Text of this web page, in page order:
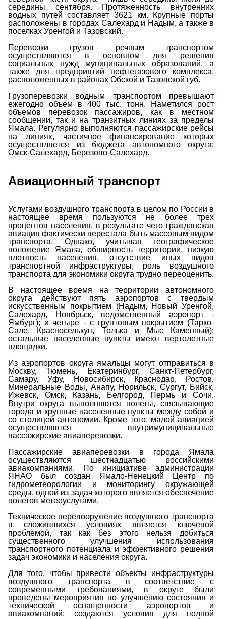
середины сентября. Протяженность внутренних
водных путей составляет 3621 км. Крупные порты
расположены в городах Салехард и Надым, а также в
поселках Уренгой и Тазовский.
Перевозки грузов речным транспортом
осуществляются в основном для решения
социальных нужд муниципальных образований, а
также для предприятий нефтегазового комплекса,
расположенных в районах Обской и Тазовской губ.
Грузоперевозки водным транспортом превышают
ежегодно объем в 400 тыс. тонн. Наметился рост
объемов перевозок пассажиров, как в местном
сообщении, так и на транзитных линиях за пределы
Ямала. Регулярно выполняются пассажирские рейсы
на линиях, частичное финансирование которых
осуществляется из бюджета автономного округа:
Омск-Салехард, Березово-Салехард.
Авиационный транспорт
Услугами воздушного транспорта в целом по России в
настоящее время пользуются не более трех
процентов населения, в результате чего гражданская
авиация фактически перестала быть массовым видом
транспорта. Однако, учитывая географическое
положение Ямала, обширность территории, низкую
плотность населения, отсутствие иных видов
транспортной инфраструктуры, роль воздушного
транспорта для экономики округа трудно переоценить.
В настоящее время на территории автономного
округа действуют пять аэропортов с твердым
искусственным покрытием (Надым, Новый Уренгой,
Салехард, Ноябрьск, ведомственный аэропорт -
Ямбург); и четыре - с грунтовым покрытием (Тарко-
Сале, Красноселькуп, Толька и Мыс Каменный);
остальные населенные пункты имеют вертолетные
площадки.
Из аэропортов округа ямальцы могут отправиться в
Москву, Тюмень, Екатеринбург, Санкт-Петербург,
Самару, Уфу, Новосибирск, Краснодар, Ростов,
Минеральные Воды, Анапу, Норильск, Сургут, Бийск,
Ижевск, Омск, Казань, Белгород, Пермь и Сочи.
Внутри округа выполняются полеты, связывающие
города и крупные населенные пункты между собой и
со столицей автономии. Кроме того, малой авиацией
осуществляются внутримуниципальные
пассажирские авиаперевозки.
Пассажирские авиаперевозки в города Ямала
осуществляются шестнадцатью российскими
авиакомпаниями. По инициативе администрации
ЯНАО был создан Ямало-Ненецкий Центр по
гидрометеорологии и мониторингу окружающей
среды, одной из задач которого является обеспечение
полетов метеоуслугами.
Техническое перевооружение воздушного транспорта
в сложившихся условиях является ключевой
проблемой, так как без этого нельзя добиться
существенного улучшения использования
транспортного потенциала и эффективного решения
задач экономики и населения округа.
Для того, чтобы привести объекты инфраструктуры
воздушного транспорта в соответствие с
современными требованиями, в округе были
проведены мероприятия по улучшению состояния и
технической оснащенности аэропортов и
авиакомпаний; создаются условия для полной